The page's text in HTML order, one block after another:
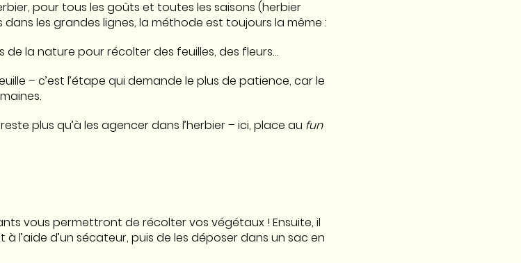
pour tous les goûts et toutes les saisons (herbier
dans les grandes lignes, la méthode est toujours la même :
de la nature pour récolter des feuilles, des fleurs…
– c’est l’étape qui demande le plus de patience, car le
plus qu’à les agencer dans l’herbier – ici, place au fun
vous permettront de récolter vos végétaux ! Ensuite, il
l’aide d’un sécateur, puis de les déposer dans un sac en